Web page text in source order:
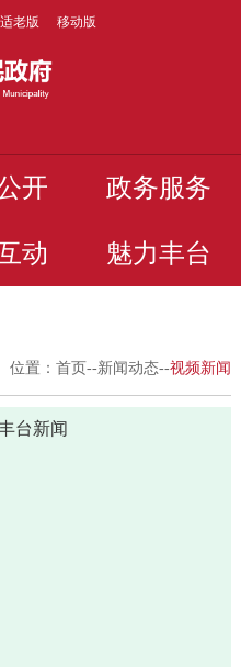
适老版 移动版
开 政务服务
动 魅力丰台
位置：首页--新闻动态--视频新闻
台新闻